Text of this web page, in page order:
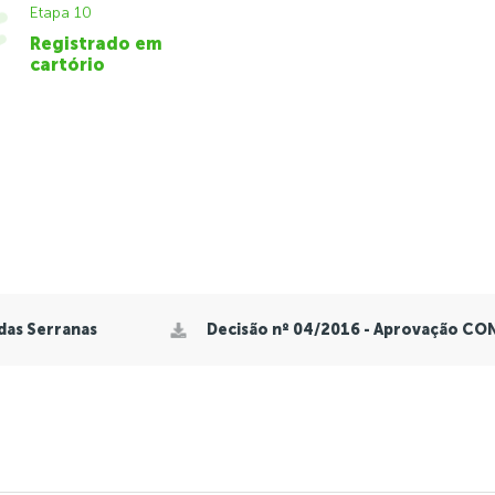
Etapa 10
Registrado em
cartório
Serranas Decisão nº 04/2016 - Aprovação